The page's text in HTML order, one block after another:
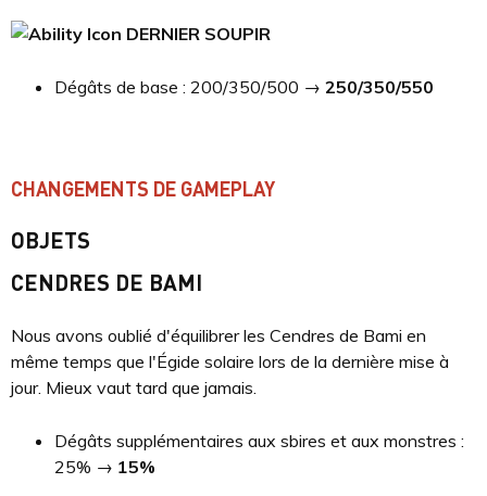
DERNIER SOUPIR
Dégâts de base : 200/350/500 → 250/350/550
CHANGEMENTS DE GAMEPLAY
OBJETS
CENDRES DE BAMI
Nous avons oublié d'équilibrer les Cendres de Bami en
même temps que l'Égide solaire lors de la dernière mise à
jour. Mieux vaut tard que jamais.
Dégâts supplémentaires aux sbires et aux monstres :
25% → 15%